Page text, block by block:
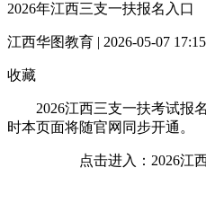
2026年江西三支一扶报名入口
江西华图教育 | 2026-05-07 17:15
收藏
2026江西三支一扶考试报名
时本页面将随官网同步开通。
点击进入：2026江西